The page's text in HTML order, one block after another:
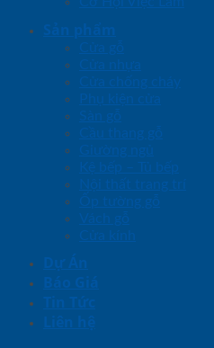
Sản phẩm
Cửa gỗ
Cửa nhựa
Cửa chống cháy
Phụ kiện cửa
Sàn gỗ
Cầu thang gỗ
Giường ngủ
Kệ bếp – Tủ bếp
Nội thất trang trí
Ốp tường gỗ
Vách gỗ
Cửa kính
Dự Án
Báo Giá
Tin Tức
Liên hệ